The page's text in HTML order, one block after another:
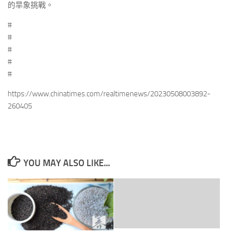
的旱象挑戰。
#
#
#
#
#
https://www.chinatimes.com/realtimenews/20230508003892-
260405
YOU MAY ALSO LIKE...